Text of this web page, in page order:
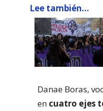
Lee también...
Danae Boras,
en cuatro ejes